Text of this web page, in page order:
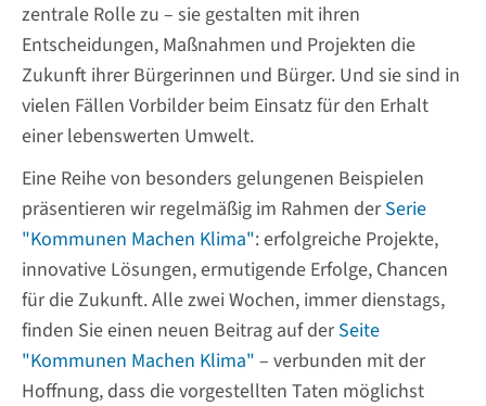
zentrale Rolle zu – sie gestalten mit ihren
Entscheidungen, Maßnahmen und Projekten die
Zukunft ihrer Bürgerinnen und Bürger. Und sie sind in
vielen Fällen Vorbilder beim Einsatz für den Erhalt
einer lebenswerten Umwelt.
Eine Reihe von besonders gelungenen Beispielen
präsentieren wir regelmäßig im Rahmen derSerie
"Kommunen Machen Klima": erfolgreiche Projekte,
innovative Lösungen, ermutigende Erfolge, Chancen
für die Zukunft. Alle zwei Wochen, immer dienstags,
finden Sie einen neuen Beitrag auf derSeite
"Kommunen Machen Klima" – verbunden mit der
Hoffnung, dass die vorgestellten Taten möglichst